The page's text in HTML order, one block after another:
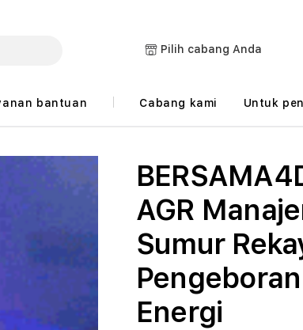
Pilih cabang Anda
bantuan Cabang kami Untuk
AGR
Sumur
Energi